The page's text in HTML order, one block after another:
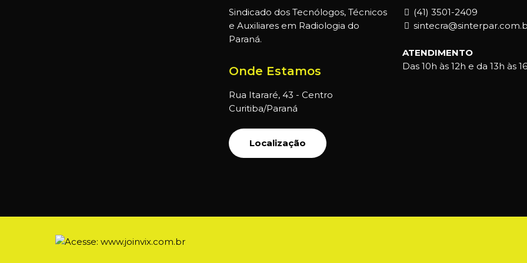
Sindicado dos Tecnólogos, Técnicos
e Auxiliares em Radiologia do
Paraná.
Onde Estamos
Rua Itararé, 43 - Centro
Curitiba/Paraná
Localização
(41) 3501-2409
ATENDIMENTO
Das 10h às 12h e da 13h às